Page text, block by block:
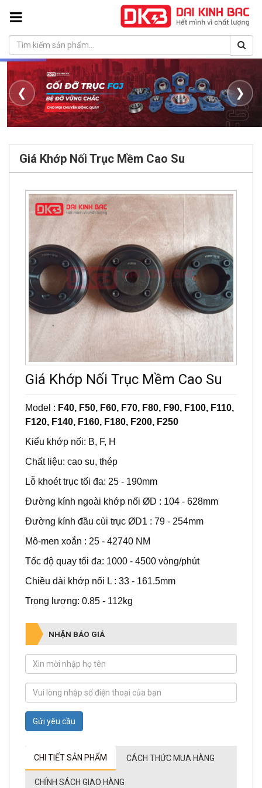
❮ ❯
Giá Khớp Nối Trục Mềm Cao Su
Giá Khớp Nối Trục Mềm Cao Su
Model : F40, F50, F60, F70, F80, F90, F100, F110,
F120, F140, F160, F180, F200, F250
Kiểu khớp nối: B, F, H
Chất liệu: cao su, thép
Lỗ khoét trục tối đa: 25 - 190mm
Đường kính ngoài khớp nối ØD : 104 - 628mm
Đường kính đầu cùi trục ØD1 : 79 - 254mm
Mô-men xoắn : 25 - 42740 NM
Tốc độ quay tối đa: 1000 - 4500 vòng/phút
Chiều dài khớp nối L : 33 - 161.5mm
Trọng lượng: 0.85 - 112kg
NHẬN BÁO GIÁ
Gửi yêu cầu
CHI TIẾT SẢN PHẨM CÁCH THỨC MUA HÀNG
CHÍNH SÁCH GIAO HÀNG